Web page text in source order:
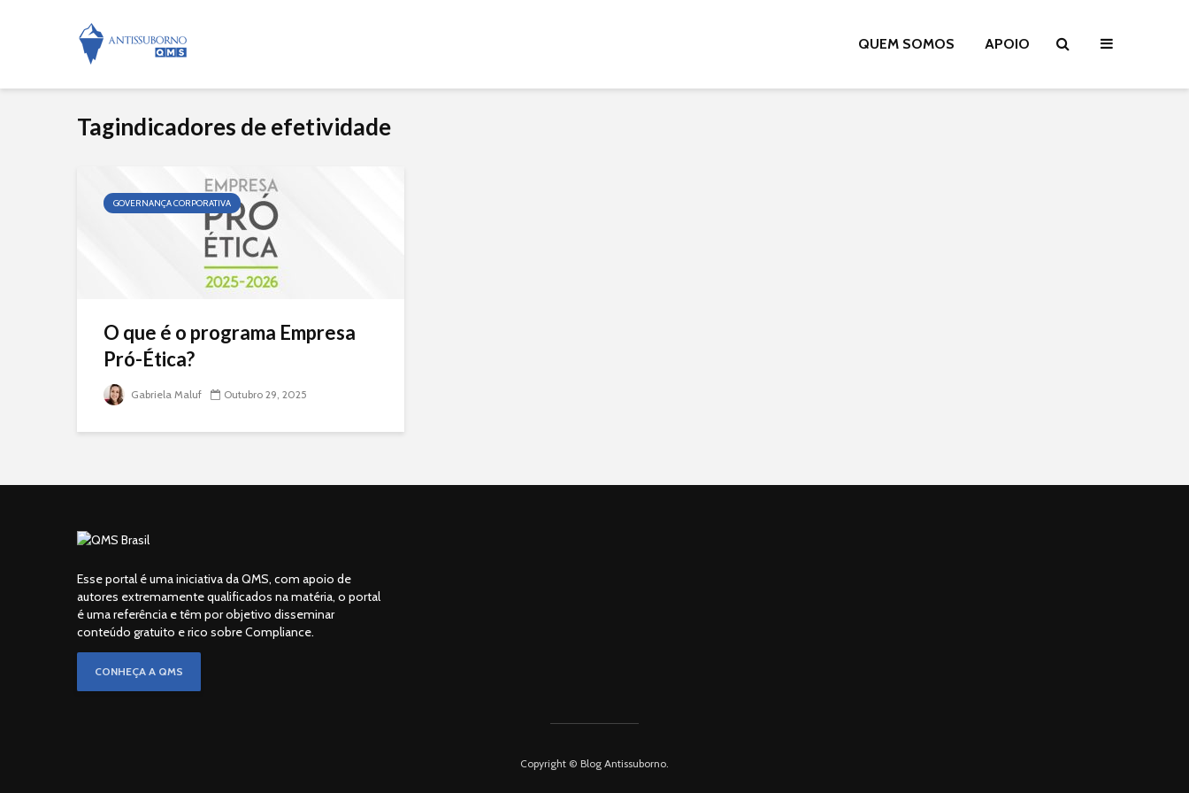
QUEM SOMOS APOIO
Tagindicadores de efetividade
GOVERNANÇA CORPORATIVA
O que é o programa Empresa
Pró-Ética?
Gabriela Maluf Outubro 29, 2025
Esse portal é uma iniciativa da QMS, com apoio de
autores extremamente qualificados na matéria, o portal
é uma referência e têm por objetivo disseminar
conteúdo gratuito e rico sobre Compliance.
CONHEÇA A QMS
Copyright © Blog Antissuborno.